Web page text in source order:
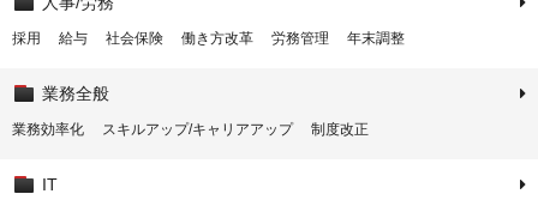
採用 給与 社会保険 働き方改革 労務管理 年末調整
業務全般
業務効率化 スキルアップ/キャリアアップ 制度改正
IT